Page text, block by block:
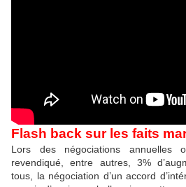
Flash back sur les faits
Lors des négociations annuelles
revendiqué, entre autres, 3%
tous, la négociation d’un accord